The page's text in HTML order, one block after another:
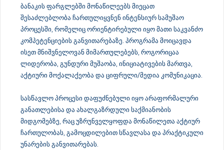
ბანაკის ფარგლებში მონაწილეებს მიეცათ
შესაძლებლობა ჩართულიყვნენ ინტენსიურ სამუშაო
პროცესში, რომელიც ორიენტირებული იყო მათი საკვანძო
კომპეტენციების განვითარებაზე. პროგრამა მოიცავდა
ისეთ მნიშვნელოვან მიმართულებებს, როგორიცაა
ლიდერობა, გუნდური მუშაობა, ინიციატივების მართვა,
აქტიური მოქალაქეობა და ციფრული/მედია კომუნიკაცია.
სასწავლო პროცესი დაფუძნებული იყო არაფორმალური
განათლებისა და ახალგაზრდული საქმიანობის
მიდგომებზე, რაც უზრუნველყოფდა მონაწილეთა აქტიურ
ჩართულობას, გამოცდილებით სწავლასა და პრაქტიკული
უნარების განვითარებას.